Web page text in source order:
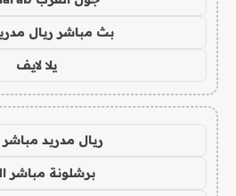
بث مباشر ريال
يلا لايف
ريال مدريد مباشر
برشلونة مباشر